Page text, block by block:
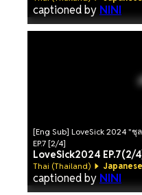
captioned by NINI
[Eng Sub] LoveSick 2024 "ชุล
EP.7 [2/4]
LoveSick2024 EP.7(2/
Thai (Thailand)
captioned by NINI